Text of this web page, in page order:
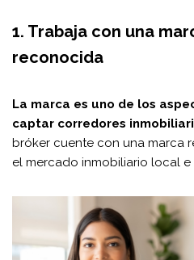
1. Trabaja con una
reconocida
La marca es uno de los
captar corredores
bróker cuente con una marca
el mercado inmobiliario local e